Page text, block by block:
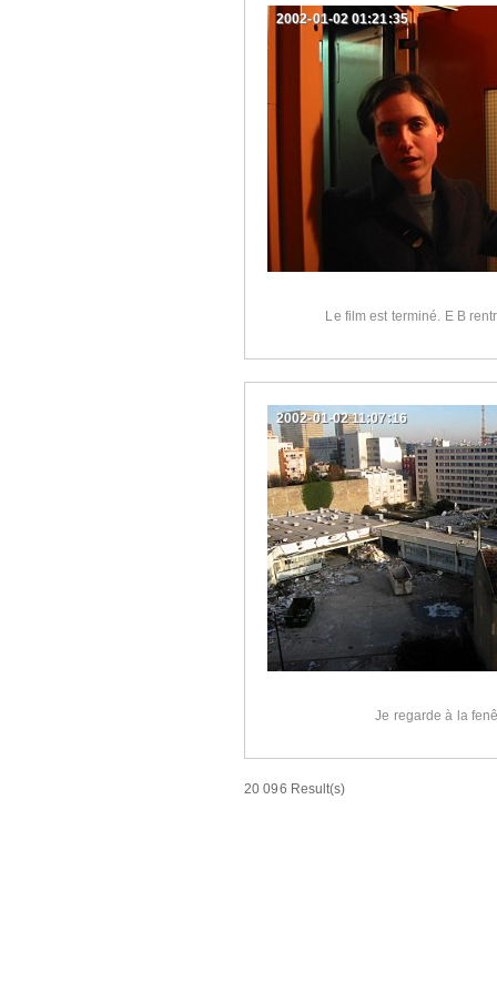
Le film est terminé. E B
2002-01-02 01:21:35
Je regarde à la
2002-01-02 11:07:16
20 096 Result(s)